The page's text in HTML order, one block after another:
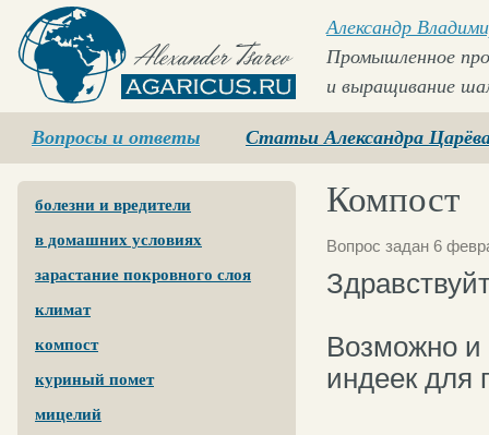
Agaricus.ru
Александр
Промышленное
и выращивание
Вопросы и ответы Статьи Александра
болезни и вредители
в домашних условиях
зарастание покровного слоя
климат
компост
куриный помет
мицелий
Компост
Вопрос задан 6
Возможно и
индеек для